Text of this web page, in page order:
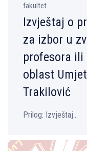
fakultet
Izvještaj o
za izbor u
profesora ili
oblast
Trakilović
Prilog: Izvještaj...